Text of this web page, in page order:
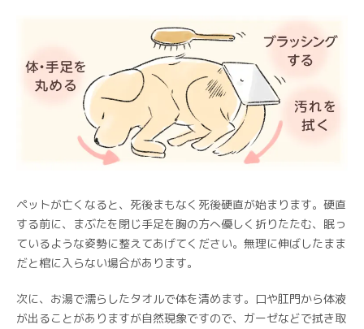
ペットが亡くなると、死後まもなく死後硬直が始まります。硬直
する前に、まぶたを閉じ手足を胸の方へ優しく折りたたむ、眠っ
ているような姿勢に整えてあげてください。無理に伸ばしたまま
だと棺に入らない場合があります。
次に、お湯で濡らしたタオルで体を清めます。口や肛門から体液
が出ることがありますが自然現象ですので、ガーゼなどで拭き取